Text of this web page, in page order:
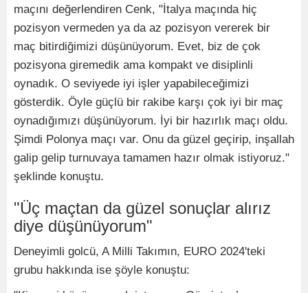
maçını değerlendiren Cenk, "İtalya maçında hiç
pozisyon vermeden ya da az pozisyon vererek bir
maç bitirdiğimizi düşünüyorum. Evet, biz de çok
pozisyona giremedik ama kompakt ve disiplinli
oynadık. O seviyede iyi işler yapabileceğimizi
gösterdik. Öyle güçlü bir rakibe karşı çok iyi bir maç
oynadığımızı düşünüyorum. İyi bir hazırlık maçı oldu.
Şimdi Polonya maçı var. Onu da güzel geçirip, inşallah
galip gelip turnuvaya tamamen hazır olmak istiyoruz."
şeklinde konuştu.
"Üç maçtan da güzel sonuçlar alırız
diye düşünüyorum"
Deneyimli golcü, A Milli Takımın, EURO 2024'teki
grubu hakkında ise şöyle konuştu: